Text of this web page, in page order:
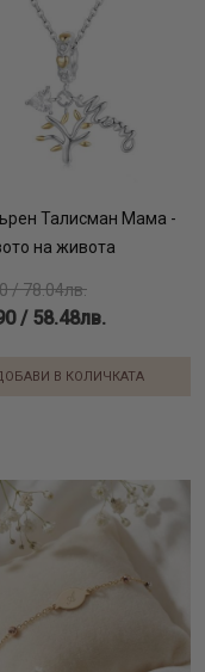
Талисман Мама -
на живота
/ 78.04лв.
/ 58.48лв.
В КОЛИЧКАТА